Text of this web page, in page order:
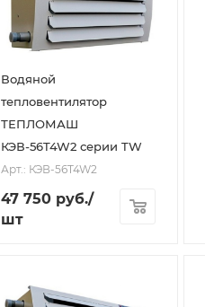
Водяной
тепловентилятор
ТЕПЛОМАШ
КЭВ-56T4W2 серии TW
Арт.: КЭВ-56T4W2
47 750 руб./
шт